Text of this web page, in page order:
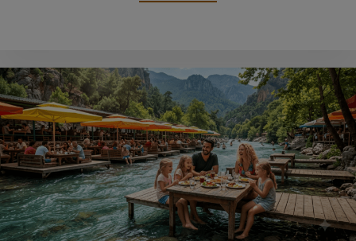
JE
MOODBOARD
DROMEN
HELPT
UITKOMEN